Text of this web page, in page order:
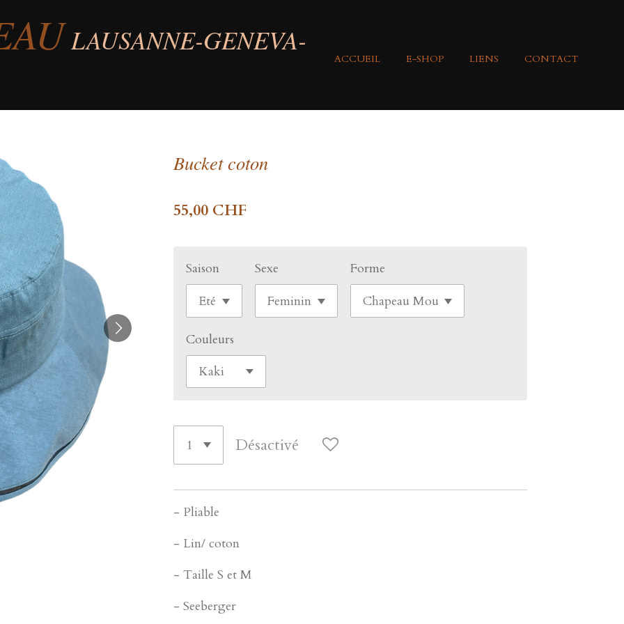
LAUSANNE-GENEVA-
ACCUEIL E-SHOP LIENS CONTACT
Bucket coton
55,00 CHF
Saison Sexe Forme
Couleurs
Désactivé
- Pliable
- Lin/ coton
- Taille S et M
- Seeberger